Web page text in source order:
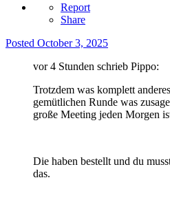
Report
Share
Posted October 3, 2025
vor 4 Stunden schrieb Pippo:
Trotzdem was komplett
gemütlichen Runde was
große Meeting jeden Morgen
Die haben bestellt und du
das.